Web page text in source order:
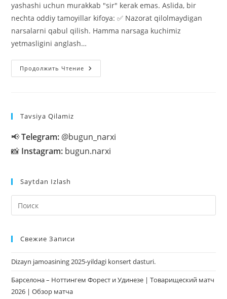
yashashi uchun murakkab "sir" kerak emas. Aslida, bir
nechta oddiy tamoyillar kifoya: ✅ Nazorat qilolmaydigan
narsalarni qabul qilish. Hamma narsaga kuchimiz
yetmasligini anglash…
Продолжить Чтение Mazmunli
Hayot
Tavsiya Qilamiz
📢Telegram: @bugun_narxi
📸 Instagram: bugun.narxi
Saytdan Izlash
Свежие Записи
Dizayn jamoasining 2025-yildagi konsert dasturi.
Барселона – Ноттингем Форест и Удинезе | Товарищеский матч
2026 | Обзор матча